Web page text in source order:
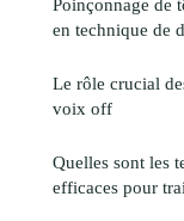
en technique de
Le rôle crucial
voix off
Quelles sont les
efficaces pour